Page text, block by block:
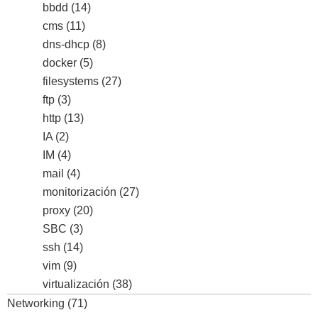
bbdd (14)
cms (11)
dns-dhcp (8)
docker (5)
filesystems (27)
ftp (3)
http (13)
IA (2)
IM (4)
mail (4)
monitorización (27)
proxy (20)
SBC (3)
ssh (14)
vim (9)
virtualización (38)
Networking (71)